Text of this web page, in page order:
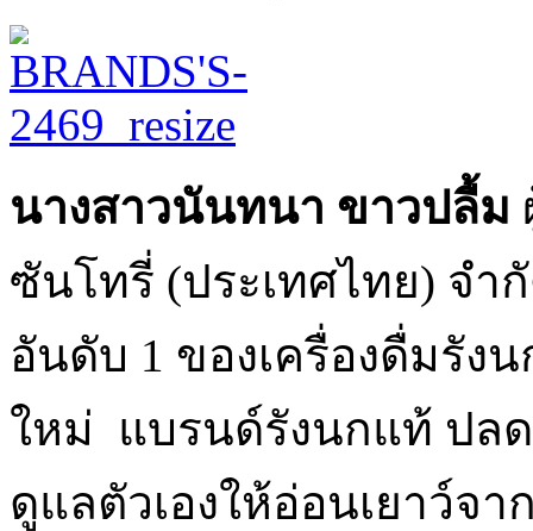
นางสาวนันทนา ขาวปลื้ม
ซันโทรี่ (ประเทศไทย) จำ
อันดับ 1 ของเครื่องดื่มรัง
ใหม่ แบรนด์รังนกแท้ ปล
ดูแลตัวเองให้อ่อนเยาว์จ